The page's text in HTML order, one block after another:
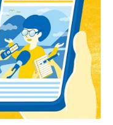
處長，對於自然保育
園就像一個「家」，
定會非常擁擠且不美
而不是想到什麼東西
少不必要的設施，多
作，才是符合國家公
民的責任，不只是從